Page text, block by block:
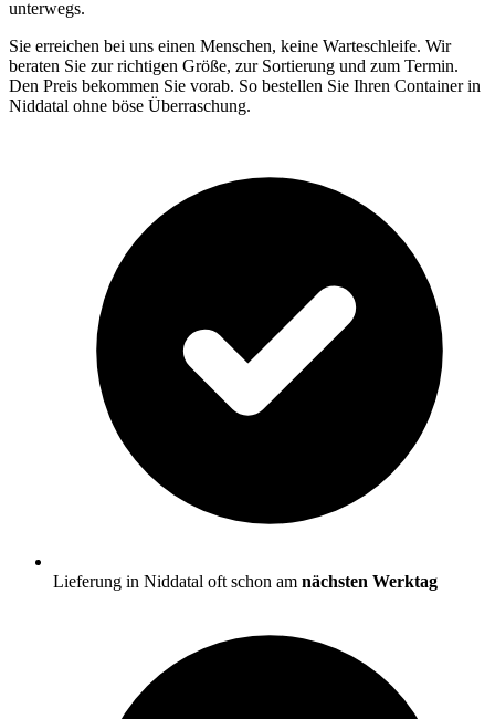
unterwegs.
Sie erreichen bei uns einen Menschen, keine Warteschleife. Wir
beraten Sie zur richtigen Größe, zur Sortierung und zum Termin.
Den Preis bekommen Sie vorab. So bestellen Sie Ihren Container in
Niddatal ohne böse Überraschung.
Lieferung in Niddatal oft schon am nächsten Werktag